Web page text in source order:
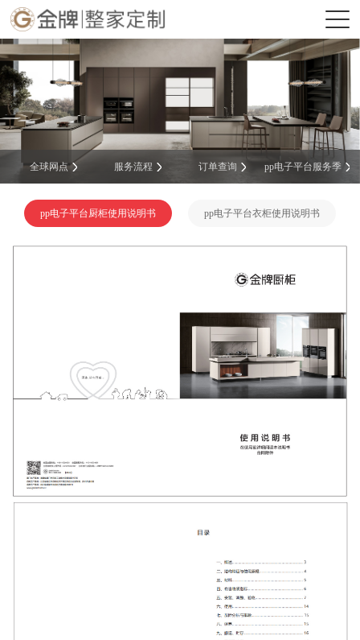
全球网点 服务流程 订单查询 pp电子平台服务季
pp电子平台厨柜使用说明书 pp电子平台衣柜使用说明书